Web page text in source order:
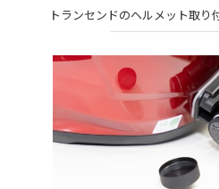
トランセンドのヘルメット取り